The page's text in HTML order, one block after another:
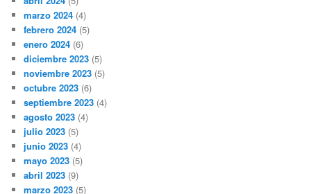
marzo 2024 (4)
febrero 2024 (5)
enero 2024 (6)
diciembre 2023 (5)
noviembre 2023 (5)
octubre 2023 (6)
septiembre 2023 (4)
agosto 2023 (4)
julio 2023 (5)
junio 2023 (4)
mayo 2023 (5)
abril 2023 (9)
marzo 2023 (5)